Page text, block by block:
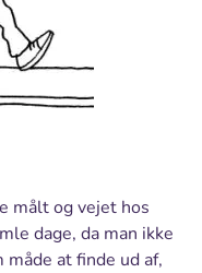
målt og vejet hos
dage, da man ikke
at finde ud af,